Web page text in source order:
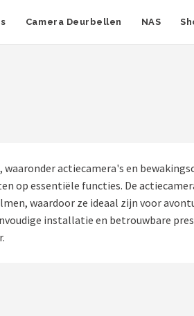
Camera Deurbellen NAS
actiecamera's en
essentiële functies. De
waardoor ze ideaal zijn voor
installatie en betrouwbare